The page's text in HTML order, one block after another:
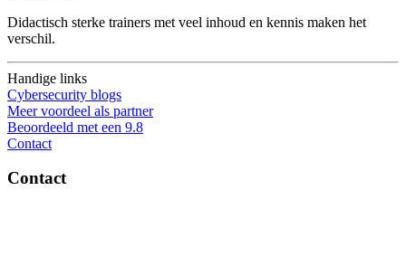
Didactisch sterke trainers met veel inhoud en kennis maken het
verschil.
Handige links
Cybersecurity blogs
Meer voordeel als partner
Beoordeeld met een 9.8
Contact
Contact